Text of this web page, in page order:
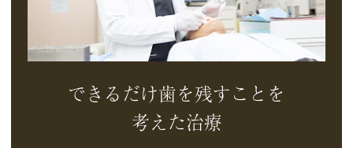
できるだけ歯を残すことを
考えた治療